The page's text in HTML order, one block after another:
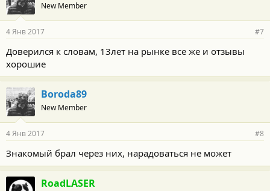
New Member
4 Янв 2017 #7
Доверился к словам, 13лет на рынке все же и отзывы
хорошие
Boroda89
New Member
4 Янв 2017 #8
Знакомый брал через них, нарадоваться не может
RoadLASER